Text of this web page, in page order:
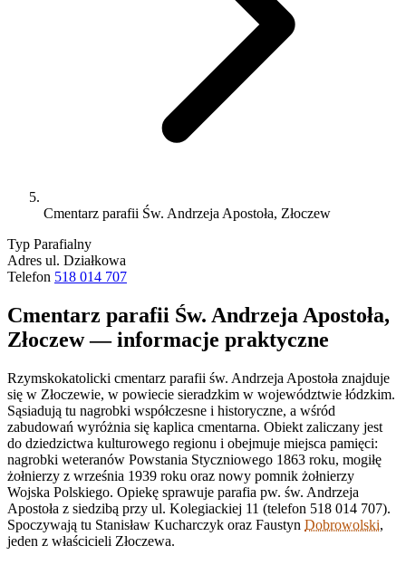
Cmentarz parafii Św. Andrzeja Apostoła, Złoczew
Typ Parafialny
Adres ul. Działkowa
Telefon 518 014 707
Cmentarz parafii Św. Andrzeja Apostoła,
Złoczew — informacje praktyczne
Rzymskokatolicki cmentarz parafii św. Andrzeja Apostoła znajduje
się w Złoczewie, w powiecie sieradzkim w województwie łódzkim.
Sąsiadują tu nagrobki współczesne i historyczne, a wśród
zabudowań wyróżnia się kaplica cmentarna. Obiekt zaliczany jest
do dziedzictwa kulturowego regionu i obejmuje miejsca pamięci:
nagrobki weteranów Powstania Styczniowego 1863 roku, mogiłę
żołnierzy z września 1939 roku oraz nowy pomnik żołnierzy
Wojska Polskiego. Opiekę sprawuje parafia pw. św. Andrzeja
Apostoła z siedzibą przy ul. Kolegiackiej 11 (telefon 518 014 707).
Spoczywają tu Stanisław Kucharczyk oraz Faustyn Dobrowolski,
jeden z właścicieli Złoczewa.